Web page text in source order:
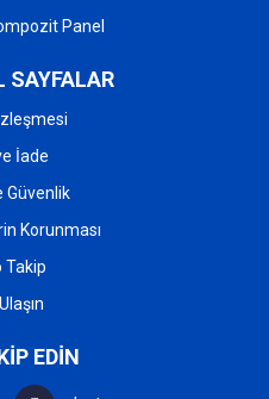
Panel
SAYFALAR
İade
Güvenlik
Korunması
Takip
EDİN